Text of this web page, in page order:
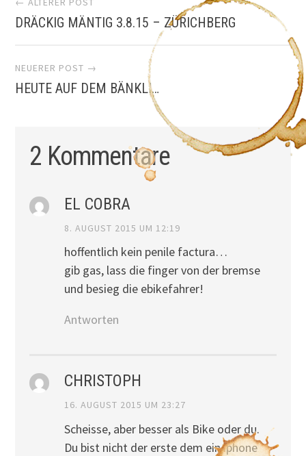
Navigation
DRÄCKIG MÄNTIG 3.8.15 – ZÜRICHBERG
NEUERER POST →
HEUTE AUF DEM BÄNKLI…
2 Kommentare
EL COBRA
8. AUGUST 2015 UM 12:19
hoffentlich kein penile factura…
gib gas, lass die finger von der bremse
und besieg die ebikefahrer!
Antworten
CHRISTOPH
16. AUGUST 2015 UM 23:27
Scheisse, aber besser als Bike oder du.
Du bist nicht der erste dem ein iphone